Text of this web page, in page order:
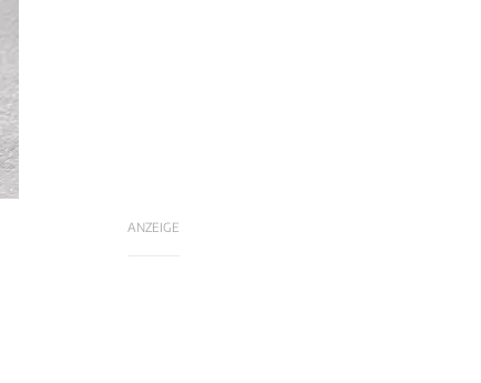
ANZEIGE